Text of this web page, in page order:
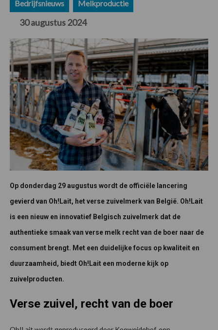
Bedrijfsnieuws Melkproductie
30 augustus 2024
Op donderdag 29 augustus wordt de officiële lancering
gevierd van Oh!Lait, het verse zuivelmerk van België. Oh!Lait
is een nieuw en innovatief Belgisch zuivelmerk dat de
authentieke smaak van verse melk recht van de boer naar de
consument brengt. Met een duidelijke focus op kwaliteit en
duurzaamheid, biedt Oh!Lait een moderne kijk op
zuivelproducten.
Verse zuivel, recht van de boer